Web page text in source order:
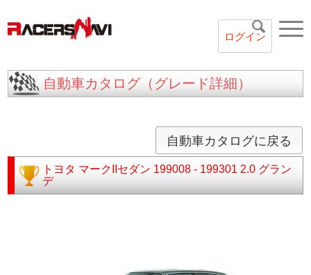
ログイン
自動車カタログ（グレード詳細）
自動車カタログに戻る
トヨタ マークIIセダン 199008 - 199301 2.0 グラン
デ